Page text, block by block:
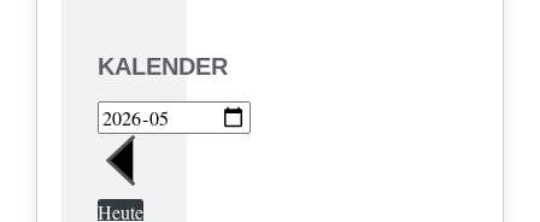
KALENDER
Heute